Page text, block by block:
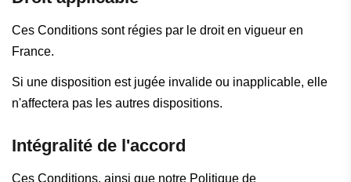
Ces Conditions sont régies par le droit en vigueur en
France.
Si une disposition est jugée invalide ou inapplicable, elle
n'affectera pas les autres dispositions.
Intégralité de l'accord
Ces Conditions, ainsi que notre Politique de